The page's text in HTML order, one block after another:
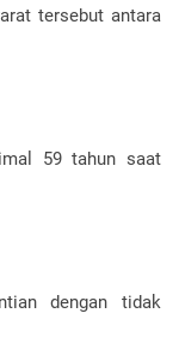
tersebut antara
59 tahun saat
dengan tidak